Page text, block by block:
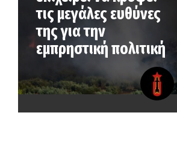
τις μεγάλες ευθύνες
της για την
εμπρηστική πολιτική